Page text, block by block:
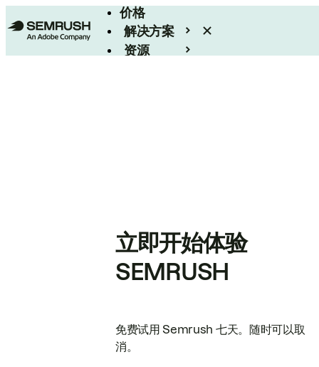
价格
解决方案
资源
立即开始体验
SEMRUSH
免费试用 Semrush 七天。随时可以取
消。